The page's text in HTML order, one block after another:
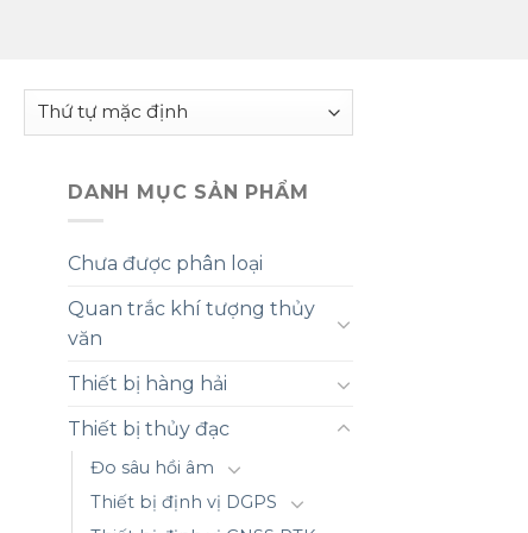
DANH MỤC SẢN PHẨM
Chưa được phân loại
Quan trắc khí tượng thủy
văn
Thiết bị hàng hải
Thiết bị thủy đạc
Đo sâu hồi âm
Thiết bị định vị DGPS